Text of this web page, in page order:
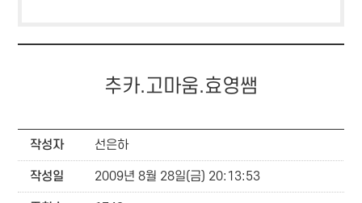
추카.고마움.효영쌤
작성자 선은하
작성일 2009년 8월 28일(금) 20:13:53